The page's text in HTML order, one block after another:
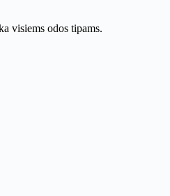
visiems odos tipams.